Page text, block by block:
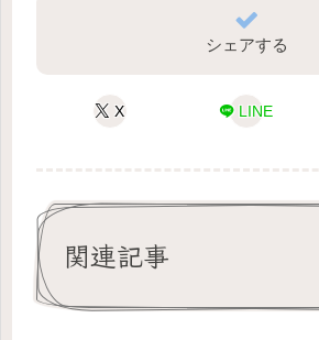
シェアする
X LINE
関連記事